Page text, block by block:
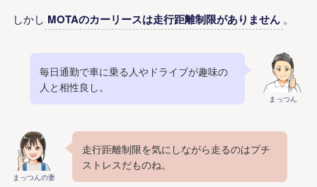
しかし MOTAのカーリースは走行距離制限がありません 。
まっつん
毎日通勤で車に乗る人やドライブが趣味の
人と相性良し。
まっつんの妻
走行距離制限を気にしながら走るのはプチ
ストレスだものね。